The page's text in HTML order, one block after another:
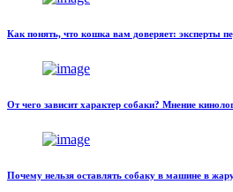
Как понять, что кошка вам доверяет: эксперты
От чего зависит характер собаки? Мнение
Почему нельзя оставлять собаку в машине в